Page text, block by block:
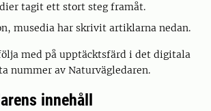
tagit ett stort steg framåt.
musedia har skrivit artiklarna nedan.
med på upptäcktsfärd i det digitala
nummer av Naturvägledaren.
innehåll